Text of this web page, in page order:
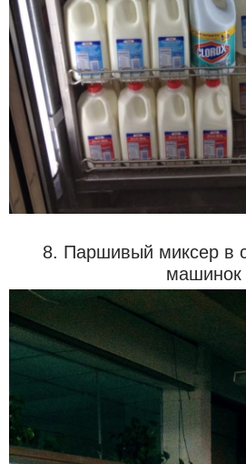
8. Паршивый миксер в
машинок